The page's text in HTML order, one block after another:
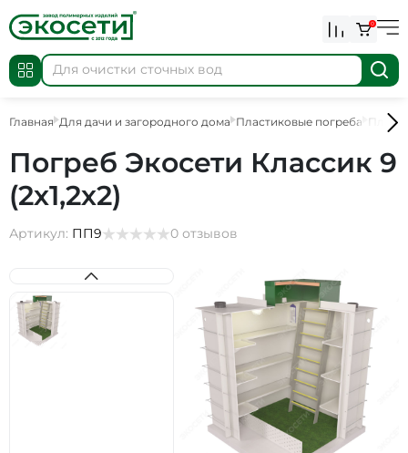
0
Главная Для дачи и загородного дома Пластиковые погреба
Погреб Экосети Классик 9
(2х1,2х2)
Артикул: ПП9 0 отзывов